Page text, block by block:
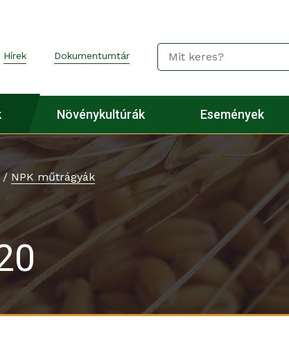
Hírek Dokumentumtár
Növénykultúrák Események
/ NPK műtrágyák